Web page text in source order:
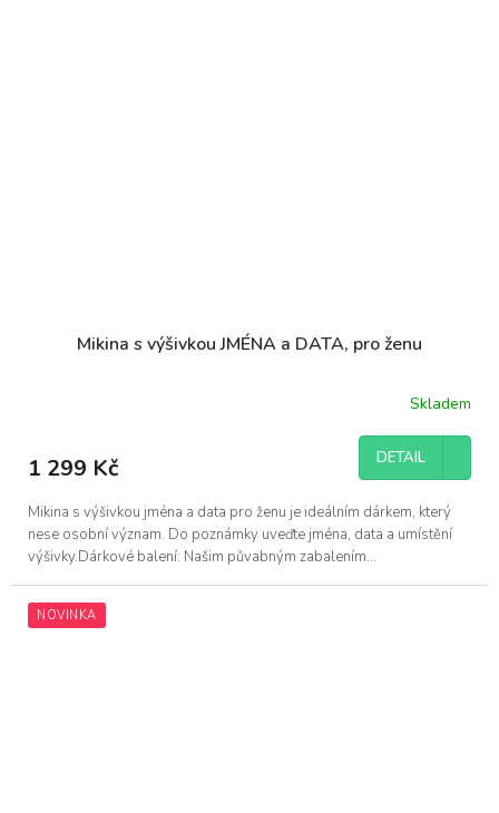
Mikina s výšivkou JMÉNA a DATA, pro ženu
je
z
5
hvězdiček.
Skladem
1 299 Kč DETAIL
Mikina s výšivkou jména a data pro ženu je ideálním dárkem, který
nese osobní význam. Do poznámky uveďte jména, data a umístění
výšivky.Dárkové balení: Našim půvabným zabalením...
NOVINKA